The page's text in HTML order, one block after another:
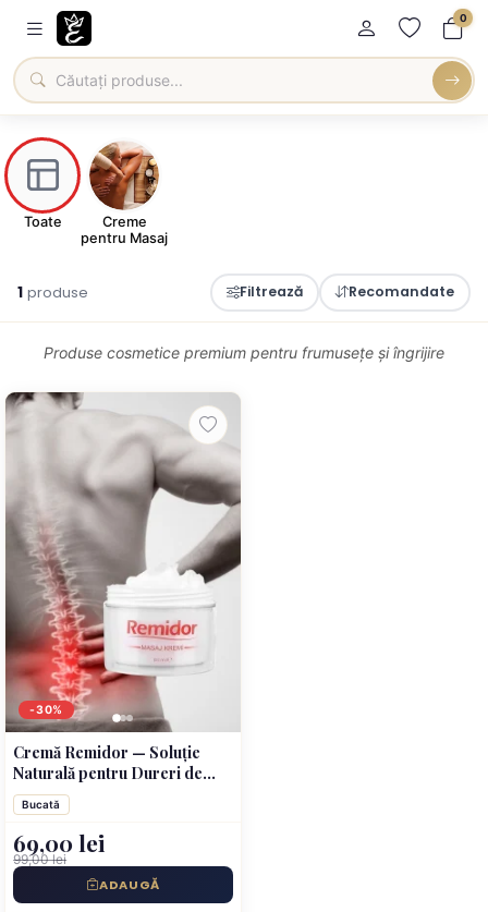
0
Toate
Creme
pentru Masaj
1 produse Filtrează Recomandate
Produse cosmetice premium pentru frumusețe și îngrijire
-30%
Cremă Remidor — Soluție
Naturală pentru Dureri de
Spate, Gât și Genunchi
Bucată
69,00 lei
99,00 lei
ADAUGĂ